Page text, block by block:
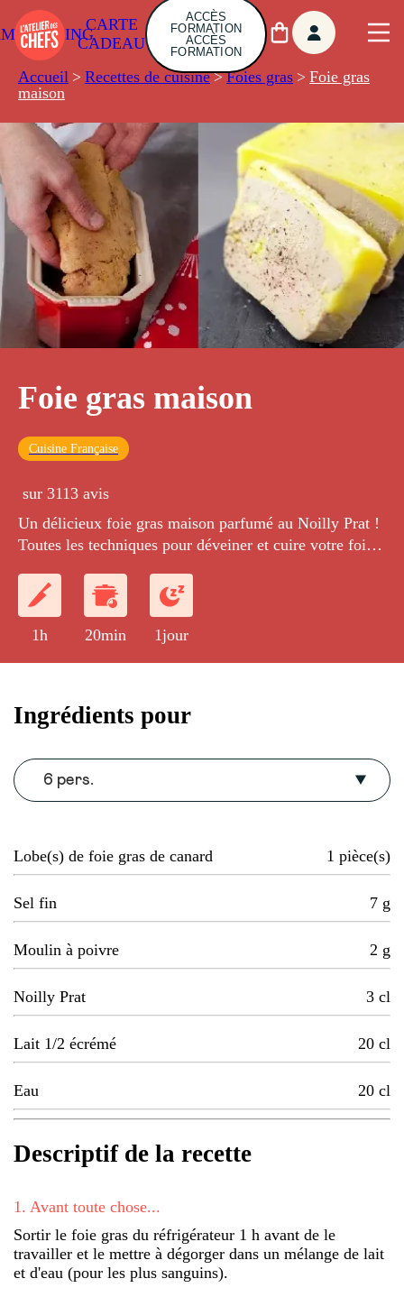
CARTE
CADEAU
ACCÈS
FORMATION
ACCÈS
FORMATION
Accueil > Recettes de cuisine > Foies gras > Foie gras
maison
Foie gras maison
Cuisine Française
sur 3113 avis
Un délicieux foie gras maison parfumé au Noilly Prat !
Toutes les techniques pour déveiner et cuire votre foie
1h 20min 1jour
Ingrédients pour
6 pers.
Lobe(s) de foie gras de canard 1 pièce(s)
Sel fin 7 g
Moulin à poivre 2 g
Noilly Prat 3 cl
Lait 1/2 écrémé 20 cl
Eau 20 cl
Descriptif de la recette
1 . Avant toute chose...
Sortir le foie gras du réfrigérateur 1 h avant de le
travailler et le mettre à dégorger dans un mélange de lait
et d'eau (pour les plus sanguins).